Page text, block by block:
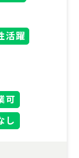
活躍
可
し